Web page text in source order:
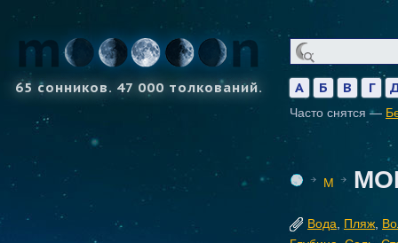
65 сонников. 47 000 толкований. А Б В Г
Часто снятся —
М
Вода Пляж